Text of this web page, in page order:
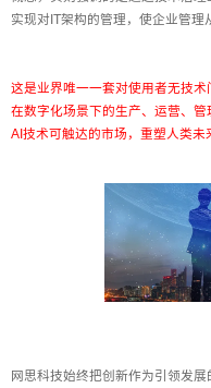
实现对IT架构的管理，使企业管理
这是业界唯一一套对使用者无技
在数字化场景下的生产、运营、
AI技术可触达的市场，重塑人类未
网思科技始终把创新作为引领发